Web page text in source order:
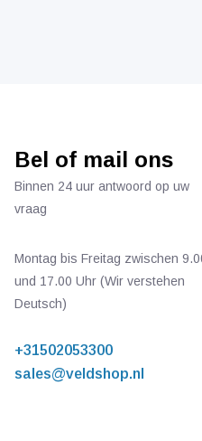
Bel of mail ons
Binnen 24 uur antwoord op uw
vraag
Montag bis Freitag zwischen
und 17.00 Uhr (Wir verstehen
Deutsch)
+31502053300
sales@veldshop.nl